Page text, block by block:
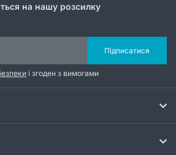
на нашу розсилку
Підписатися
і згоден з вимогами